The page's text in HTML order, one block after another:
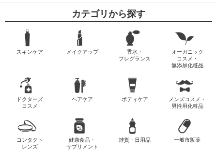
カテゴリから探す
スキンケア メイクアップ
香水・
フレグランス
オーガニック
コスメ・
無添加化粧品
ドクターズ
コスメ
ヘアケア ボディケア
メンズコスメ・
男性用化粧品
コンタクト
レンズ
健康食品・
サプリメント
雑貨・日用品 一般市販薬